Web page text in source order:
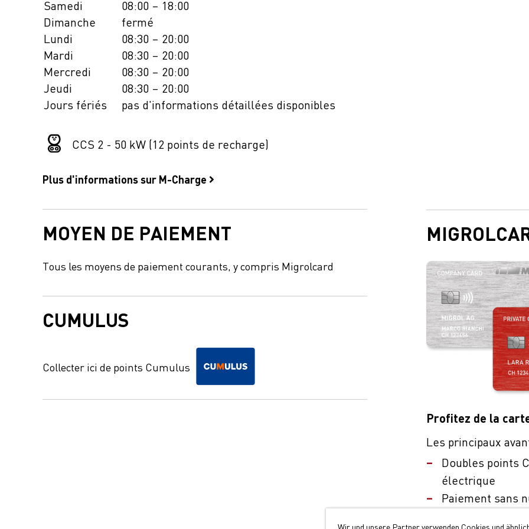
Samedi
08:00 – 18:00
Dimanche
fermé
Lundi
08:30 – 20:00
Mardi
08:30 – 20:00
Mercredi
08:30 – 20:00
Jeudi
08:30 – 20:00
Jours fériés
pas d'informations détaillées disponibles
CCS 2 - 50 kW (12 points de recharge)
Plus d'informations sur M-Charge
MOYEN DE PAIEMENT
Tous les moyens de paiement courants, y compris Migrolcard
CUMULUS
Collecter ici de points Cumulus
Profitez de la
Les principaux
Doubles points
électrique
Paiement sans
Wir und unsere Partner verwenden Cookies und